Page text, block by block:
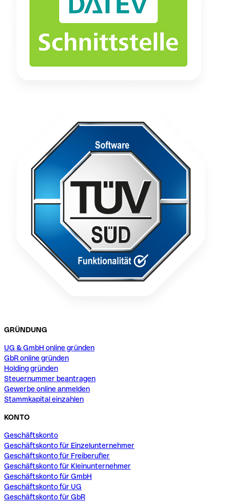
GRÜNDUNG
UG & GmbH online gründen
GbR online gründen
Holding gründen
Steuernummer beantragen
Gewerbe online anmelden
Stammkapital einzahlen
KONTO
Geschäftskonto
Geschäftskonto für Einzelunternehmer
Geschäftskonto für Freiberufler
Geschäftskonto für Kleinunternehmer
Geschäftskonto für GmbH
Geschäftskonto für UG
Geschäftskonto für GbR